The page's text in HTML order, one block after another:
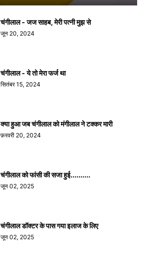
चंगीलाल - जज साहब, मेरी पत्नी मुझ से
जून 20, 2024
चंगीलाल - ये तो मेरा फर्ज था
सितंबर 15, 2024
क्या हुआ जब चंगीलाल को मंगीलाल ने टक्कर मारी
फ़रवरी 20, 2024
चंगीलाल को फांसी की सजा हुई..........
जून 02, 2025
चंगीलाल डॉक्टर के पास गया इलाज के लिए
जून 02, 2025